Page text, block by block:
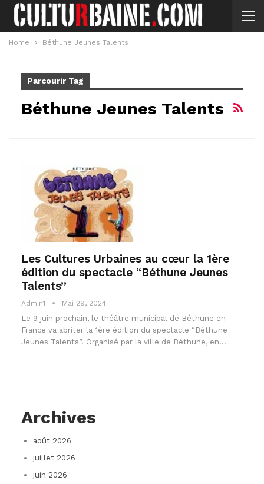
Home Béthune Jeunes Talents
Parcourir Tag
Béthune Jeunes Talents
Les Cultures Urbaines au cœur la 1ère
édition du spectacle “Béthune Jeunes
Talents”
Admin1 Mai 29, 2024
Le 9 juin prochain, le théâtre municipal de Béthune en
France va abriter la 1ère édition du spectacle “Béthune
Jeunes Talents”. Organisé par la ville de Béthune, en…
Archives
août 2026
juillet 2026
juin 2026